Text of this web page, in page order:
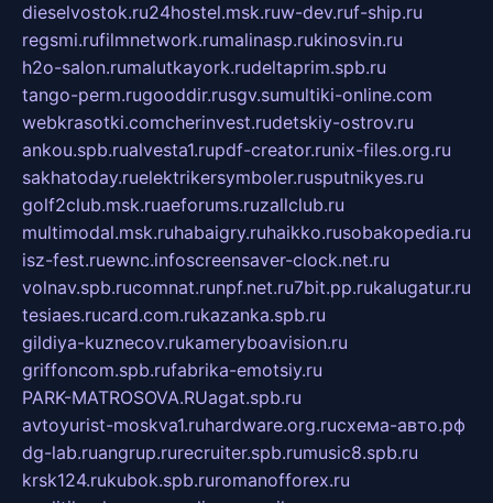
dieselvostok.ru24hostel.msk.ruw-dev.ruf-ship.ru
regsmi.rufilmnetwork.rumalinasp.rukinosvin.ru
h2o-salon.rumalutkayork.rudeltaprim.spb.ru
tango-perm.rugooddir.rusgv.sumultiki-online.com
webkrasotki.comcherinvest.rudetskiy-ostrov.ru
ankou.spb.rualvesta1.rupdf-creator.runix-files.org.ru
sakhatoday.ruelektrikersymboler.rusputnikyes.ru
golf2club.msk.ruaeforums.ruzallclub.ru
multimodal.msk.ruhabaigry.ruhaikko.rusobakopedia.ru
isz-fest.ruewnc.infoscreensaver-clock.net.ru
volnav.spb.rucomnat.runpf.net.ru7bit.pp.rukalugatur.ru
tesiaes.rucard.com.rukazanka.spb.ru
gildiya-kuznecov.rukameryboavision.ru
griffoncom.spb.rufabrika-emotsiy.ru
PARK-MATROSOVA.RUagat.spb.ru
avtoyurist-moskva1.ruhardware.org.ruсхема-авто.рф
dg-lab.ruangrup.rurecruiter.spb.rumusic8.spb.ru
krsk124.rukubok.spb.ruromanofforex.ru